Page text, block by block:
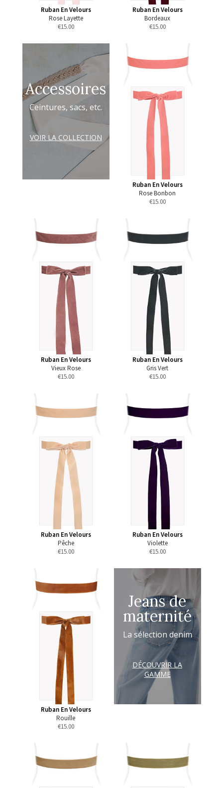
Ruban En Velours
Rose Layette
€15.00
Ruban En Velours
Bordeaux
€15.00
Accessoires
Ceintures, sacs, etc.
VOIR LA COLLECTION
Ruban En Velours
Rose Bonbon
€15.00
Ruban En Velours
Vieux Rose
€15.00
Ruban En Velours
Gris Vert
€15.00
Ruban En Velours
Pêche
€15.00
Ruban En Velours
Violette
€15.00
Ruban En Velours
Rouille
€15.00
Jeans de
maternité
La sélection denim
DÉCOUVRIR LA
GAMME